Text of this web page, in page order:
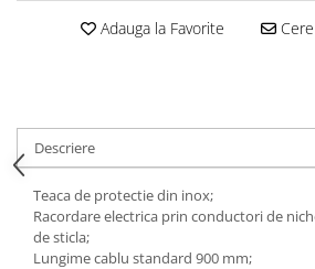
Adauga la Favorite Cere
Descriere
Teaca de protectie din inox;
Racordare electrica prin conductori de
de sticla;
Lungime cablu standard 900 mm;